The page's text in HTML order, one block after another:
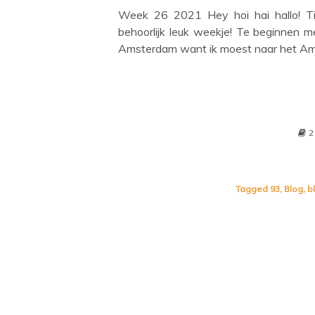
Week 26 2021 Hey hoi hai hallo!
behoorlijk leuk weekje! Te beginnen
Amsterdam want ik moest naar het
Tagged 93, Blog,